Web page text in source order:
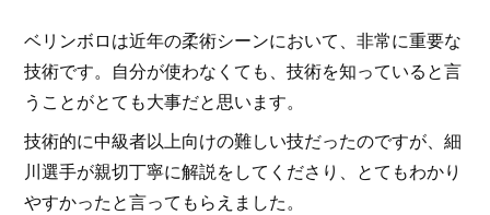
ベリンボロは近年の柔術シーンにおいて、非常に重要な
技術です。自分が使わなくても、技術を知っていると言
うことがとても大事だと思います。
技術的に中級者以上向けの難しい技だったのですが、細
川選手が親切丁寧に解説をしてくださり、とてもわかり
やすかったと言ってもらえました。